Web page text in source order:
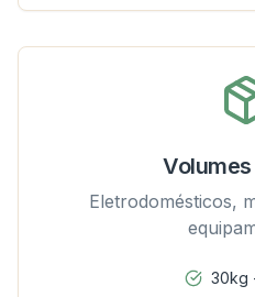
Eletrodomésticos,
30kg